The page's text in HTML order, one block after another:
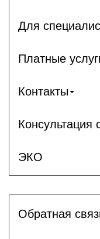
Для
Платные
Контакты
Консультация
ЭКО
Обратная